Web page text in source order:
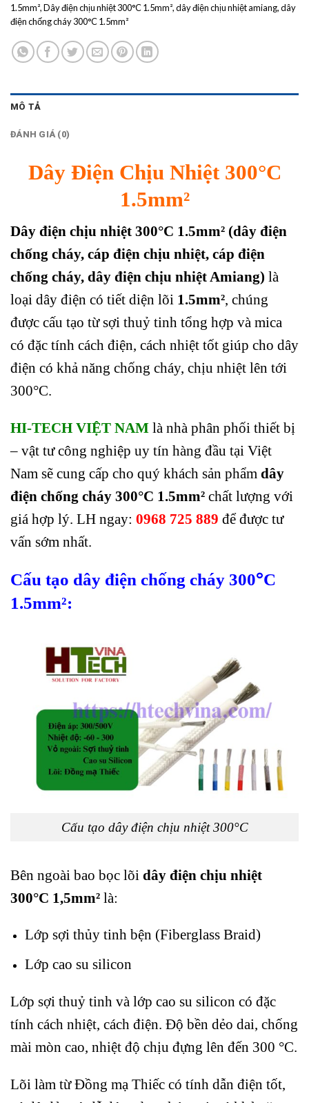
1.5mm²,Dây điện chịu nhiệt 300°C 1.5mm²,dây điện chịu nhiệt amiang,dây
điện chống cháy 300°C 1.5mm²
MÔ TẢ
ĐÁNH GIÁ (0)
Dây Điện Chịu Nhiệt 300°C
1.5mm²
Dây điện chịu nhiệt 300°C 1.5mm² (dây điện
chống cháy, cáp điện chịu nhiệt, cáp điện
chống cháy, dây điện chịu nhiệt Amiang) là
loại dây điện có tiết diện lõi 1.5mm², chúng
được cấu tạo từ sợi thuỷ tinh tổng hợp và mica
có đặc tính cách điện, cách nhiệt tốt giúp cho dây
điện có khả năng chống cháy, chịu nhiệt lên tới
300°C.
HI-TECH VIỆT NAM là nhà phân phối thiết bị
– vật tư công nghiệp uy tín hàng đầu tại Việt
Nam sẽ cung cấp cho quý khách sản phẩm dây
điện chống cháy 300°C 1.5mm² chất lượng với
giá hợp lý. LH ngay: 0968 725 889 để được tư
vấn sớm nhất.
Cấu tạo dây điện chống cháy 300°C
1.5mm²:
Cấu tạo dây điện chịu nhiệt 300°C
Bên ngoài bao bọc lõi dây điện chịu nhiệt
300°C 1,5mm² là:
Lớp sợi thủy tinh bện (Fiberglass Braid)
Lớp cao su silicon
Lớp sợi thuỷ tinh và lớp cao su silicon có đặc
tính cách nhiệt, cách điện. Độ bền dẻo dai, chống
mài mòn cao, nhiệt độ chịu đựng lên đến 300 °C.
Lõi làm từĐồng mạ Thiếc có tính dẫn điện tốt,